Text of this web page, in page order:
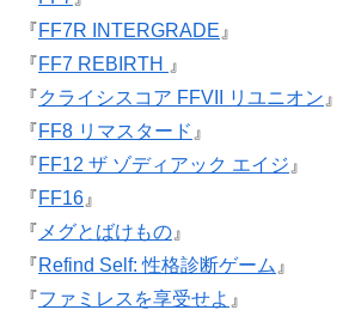
『FF7R INTERGRADE 』
『FF7 REBIRTH
』
『クライシスコア FFVII リユニオン 』
『FF8 リマスタード 』
『FF12 ザ ゾディアック エイジ 』
『FF16 』
『 メグとばけもの 』
『Refind Self: 性格診断ゲーム 』
『ファミレスを享受せよ 』